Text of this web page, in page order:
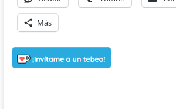
Más